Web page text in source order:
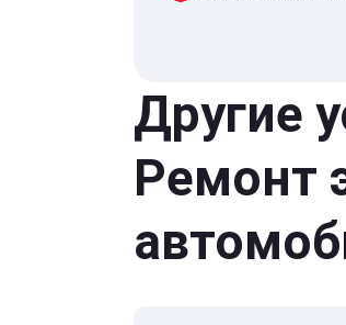
Другие
Ремонт